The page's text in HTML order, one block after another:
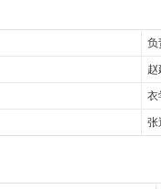
负
赵
衣
张